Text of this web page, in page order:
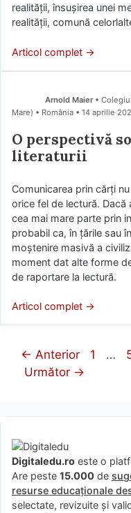
realității, însușirea unei
realității, comună
Articol complet →
Arnold Maier•
Mare) • România
14 aprilie
O perspectivă
literaturii
Comunicarea prin cărţi
orice fel de lectură. Dacă
cea mai mare parte prin
probabil ca, în ţările sau
moştenire masivă a
moment dat alte forme
de raportare la lectură.
Articol complet →
← Anterior Pagina
1 …
Următor →
Digitaledu.ro este o
Are peste 15.000 de
resurse educaționale
selectate, revizuite și